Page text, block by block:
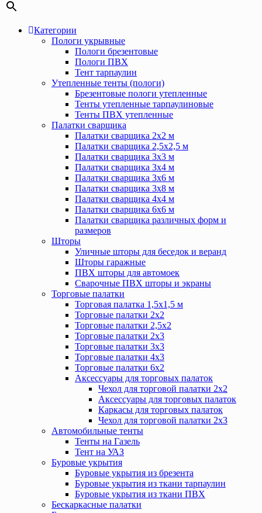
Категории
Пологи укрывные
Пологи брезентовые
Пологи ПВХ
Тент тарпаулин
Утепленные тенты (пологи)
Брезентовые пологи утепленные
Тенты утепленные тарпаулиновые
Тенты ПВХ утепленные
Палатки сварщика
Палатки сварщика 2х2 м
Палатки сварщика 2,5х2,5 м
Палатки сварщика 3х3 м
Палатки сварщика 3х4 м
Палатки сварщика 3х6 м
Палатки сварщика 3х8 м
Палатки сварщика 4х4 м
Палатки сварщика 6х6 м
Палатки сварщика различных форм и
размеров
Шторы
Уличные шторы для беседок и веранд
Шторы гаражные
ПВХ шторы для автомоек
Сварочные ПВХ шторы и экраны
Торговые палатки
Торговая палатка 1,5х1,5 м
Торговые палатки 2х2
Торговые палатки 2,5х2
Торговые палатки 2х3
Торговые палатки 3х3
Торговые палатки 4х3
Торговые палатки 6х2
Аксессуары для торговых палаток
Чехол для торговой палатки 2х2
Аксессуары для торговых палаток
Каркасы для торговых палаток
Чехол для торговой палатки 2х3
Автомобильные тенты
Тенты на Газель
Тент на УАЗ
Буровые укрытия
Буровые укрытия из брезента
Буровые укрытия из ткани тарпаулин
Буровые укрытия из ткани ПВХ
Бескаркасные палатки